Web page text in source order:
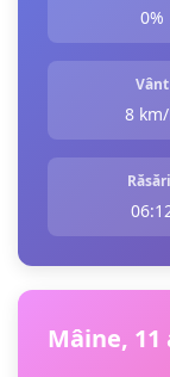
0%
Vânt
8
Mâine, 11